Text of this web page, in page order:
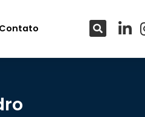
Contato